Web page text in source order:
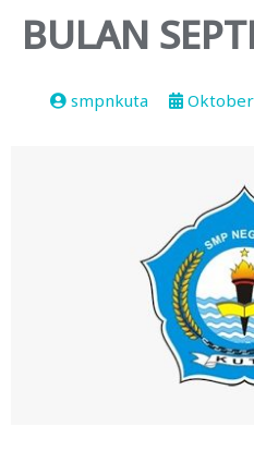
BULAN
smpnkuta